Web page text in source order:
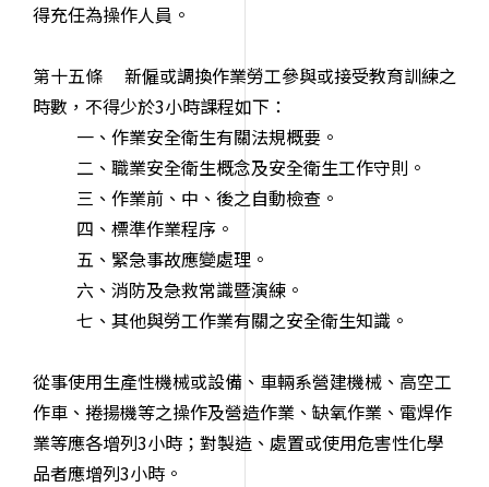
得充任為操作人員。
第十五條 新僱或調換作業勞工參與或接受教育訓練之
時數，不得少於3小時課程如下：
一、作業安全衛生有關法規概要。
二、職業安全衛生概念及安全衛生工作守則。
三、作業前、中、後之自動檢查。
四、標準作業程序。
五、緊急事故應變處理。
六、消防及急救常識暨演練。
七、其他與勞工作業有關之安全衛生知識。
從事使用生產性機械或設備、車輛系營建機械、高空工
作車、捲揚機等之操作及營造作業、缺氧作業、電焊作
業等應各增列3小時；對製造、處置或使用危害性化學
品者應增列3小時。